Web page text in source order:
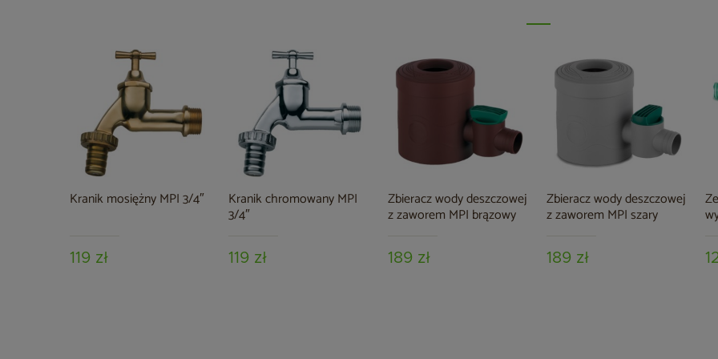
Kranik mosiężny MPI 3/4″
119 zł
Kranik chromowany MPI
3/4″
119 zł
Zbieracz wody deszczowej
z zaworem MPI brązowy
189 zł
Zbieracz wody deszczowej
z zaworem MPI szary
189 zł